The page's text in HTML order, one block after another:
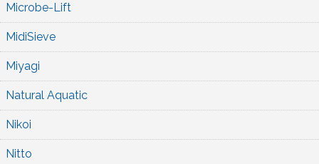
Microbe-Lift
MidiSieve
Miyagi
Natural Aquatic
Nikoi
Nitto